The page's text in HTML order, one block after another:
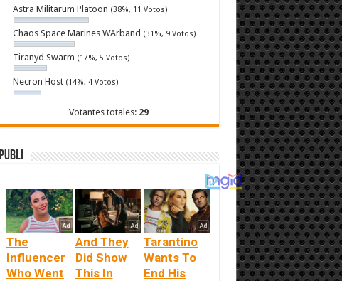
Astra Militarum Platoon (38%, 11 Votos)
Chaos Space Marines WArband (31%, 9 Votos)
Tiranyd Swarm (17%, 5 Votos)
Necron Host (14%, 4 Votos)
Votantes totales: 29
Publi
The
Influencer
Who Went
And They
Did Show
This In
Tarantino
Wants To
End His